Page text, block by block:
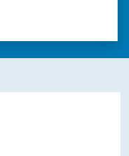
a 5 stelle)la chiarezza delle